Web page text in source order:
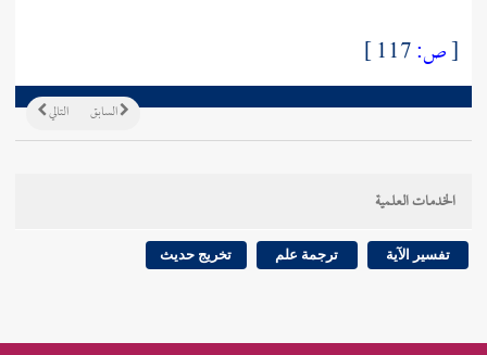
[ص:
التالي السابق
الخدمات العلمية
تفسير الآية ترجمة علم تخريج حديث